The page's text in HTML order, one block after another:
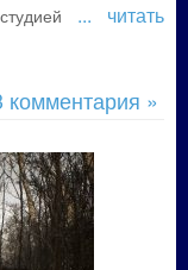
... читать
комментария »